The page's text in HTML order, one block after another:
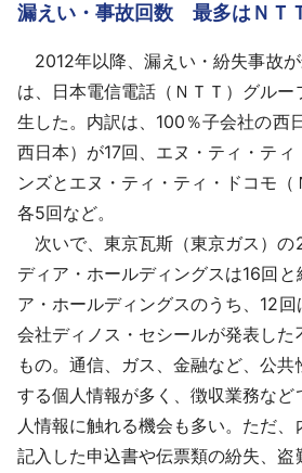
漏えい・事故回数 最多はＮＴ
2012年以降、漏えい・紛失事故
は、日本電信電話（ＮＴＴ）グルー
生した。内訳は、100％子会社の西
西日本）が17回、エヌ・ティ・ティ
ンズとエヌ・ティ・ティ・ドコモ（
各5回など。
次いで、東京瓦斯（東京ガス）の
ディア・ホールディングスは16回と
ア・ホールディングスのうち、12
会社ディノス・セシールが発表した
もの。通信、ガス、金融など、公
する個人情報が多く、徴収業務など
人情報に触れる機会も多い。ただ
記入した申込書や伝票類の紛失、盗